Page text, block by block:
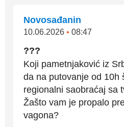
Novosađanin
10.06.2026 • 08:47
???
Koji pametnjaković iz
da na putovanje od 10h
regionalni saobraćaj sa
Žašto vam je propalo
vagona?